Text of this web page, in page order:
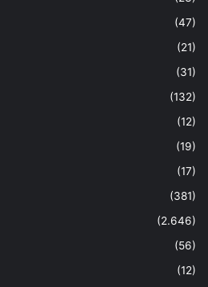
(47)
(21)
(31)
(132)
(12)
(19)
(17)
(381)
(2.646)
(56)
(12)